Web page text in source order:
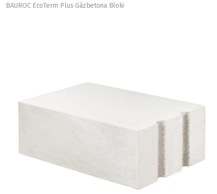
BAUROC EcoTerm Plus Gāzbetona Bloki